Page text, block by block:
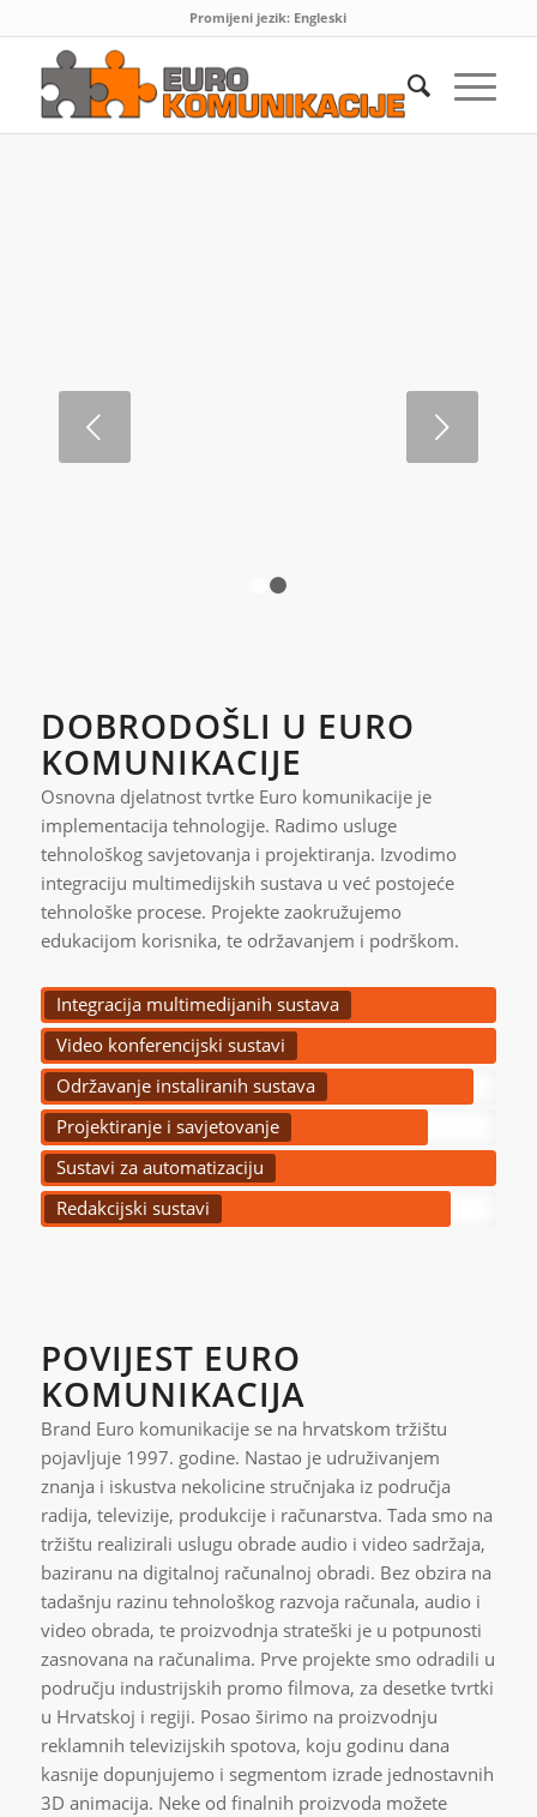
Promijeni jezik: Engleski
DOBRODOŠLI U EURO
KOMUNIKACIJE
Osnovna djelatnost tvrtke Euro komunikacije je
implementacija tehnologije. Radimo usluge
tehnološkog savjetovanja i projektiranja. Izvodimo
integraciju multimedijskih sustava u već postojeće
tehnološke procese. Projekte zaokružujemo
edukacijom korisnika, te održavanjem i podrškom.
Integracija multimedijanih sustava
Video konferencijski sustavi
Održavanje instaliranih sustava
Projektiranje i savjetovanje
Sustavi za automatizaciju
Redakcijski sustavi
POVIJEST EURO
KOMUNIKACIJA
Brand Euro komunikacije se na hrvatskom tržištu
pojavljuje 1997. godine. Nastao je udruživanjem
znanja i iskustva nekolicine stručnjaka iz područja
radija, televizije, produkcije i računarstva. Tada smo na
tržištu realizirali uslugu obrade audio i video sadržaja,
baziranu na digitalnoj računalnoj obradi. Bez obzira na
tadašnju razinu tehnološkog razvoja računala, audio i
video obrada, te proizvodnja strateški je u potpunosti
zasnovana na računalima. Prve projekte smo odradili u
području industrijskih promo filmova, za desetke tvrtki
u Hrvatskoj i regiji. Posao širimo na proizvodnju
reklamnih televizijskih spotova, koju godinu dana
kasnije dopunjujemo i segmentom izrade jednostavnih
3D animacija. Neke od finalnih proizvoda možete